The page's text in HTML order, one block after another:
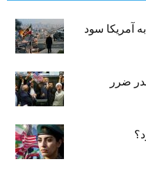
آمریکا سود
ضرر